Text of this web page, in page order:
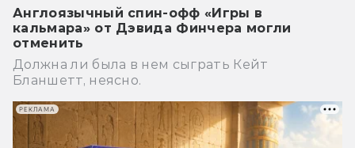
Англоязычный спин-офф «Игры в
кальмара» от Дэвида Финчера могли
отменить
Должна ли была в нем сыграть Кейт
Бланшетт, неясно.
РЕКЛАМА